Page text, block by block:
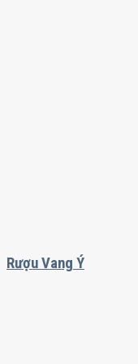
Rượu Vang Ý